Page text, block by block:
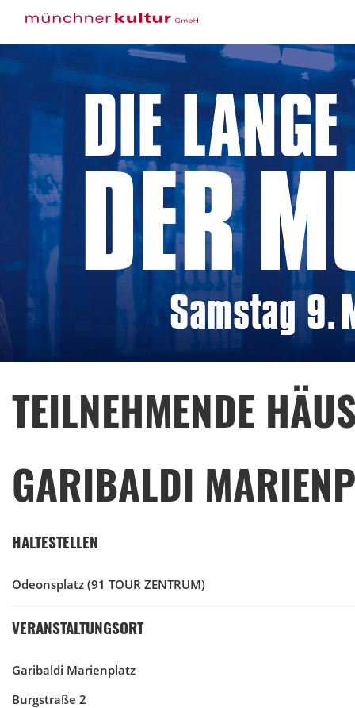
TEILNEHMENDE
GARIBALDI
HALTESTELLEN
Odeonsplatz (91 TOUR ZENTRUM)
VERANSTALTUNGSORT
Garibaldi Marienplatz
Burgstraße 2